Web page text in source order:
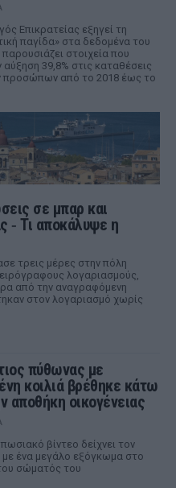
Επικρατείας εξηγεί τη
παγίδα» στα δεδομένα του
παρουσιάζει στοιχεία που
αύξηση 39,8% στις καταθέσεις
προσώπων από το 2018 έως το
σε μπαρ και
‑ Τι αποκάλυψε η
τρεις μέρες στην πόλη
λογαριασμούς,
από την αναγραφόμενη
στον λογαριασμό χωρίς
πύθωνας με
κοιλιά βρέθηκε κάτω
αποθήκη οικογένειας
βίντεο δείχνει τον
ένα μεγάλο εξόγκωμα στο
σώματός του